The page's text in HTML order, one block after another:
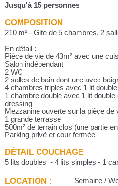
Jusqu'à 15 personnes
COMPOSITION
210 m² - Gite de 5 chambres, 2
En détail :
Pièce de vie de 43m² avec une
Salon indépendant
2 WC
2 salles de bain dont une avec
4 chambres triples avec 1 lit
1 chambre double avec 1 lit double
dressing
Mezzanine ouverte sur la pièce de
1 grande terrasse
500m² de terrain clos (une partie
Parking privé et cour fermée
DÉTAIL COUCHAGE
5 lits doubles - 4 lits simples - 1
LOCATION : Semaine /